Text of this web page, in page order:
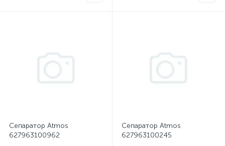
Сепаратор Atmos
627963100962
Сепаратор Atmos
627963100245